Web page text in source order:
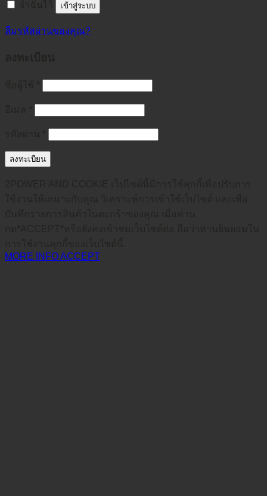
เข้าสู่ระบบ
ลืมรหัสผ่านของคุณ?
ลงทะเบียน
MORE INFOACCEPT